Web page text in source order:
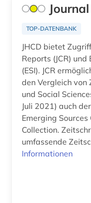
anästhesie (1)
apartheid (1)
apotheke (1)
aquakultur (1)
arabisch (1)
Montenegro (1)
Niederlande
Nordamerika (4)
Norwegen (40)
TOP-DATENBANK
JHCD bietet
Reports (JCR)
(ESI). JCR ermöglicht die rasche Analyse sowie
den Vergleich von
und Social
Juli 2021) auch
Emerging
Collection.
umfassende
Informationen